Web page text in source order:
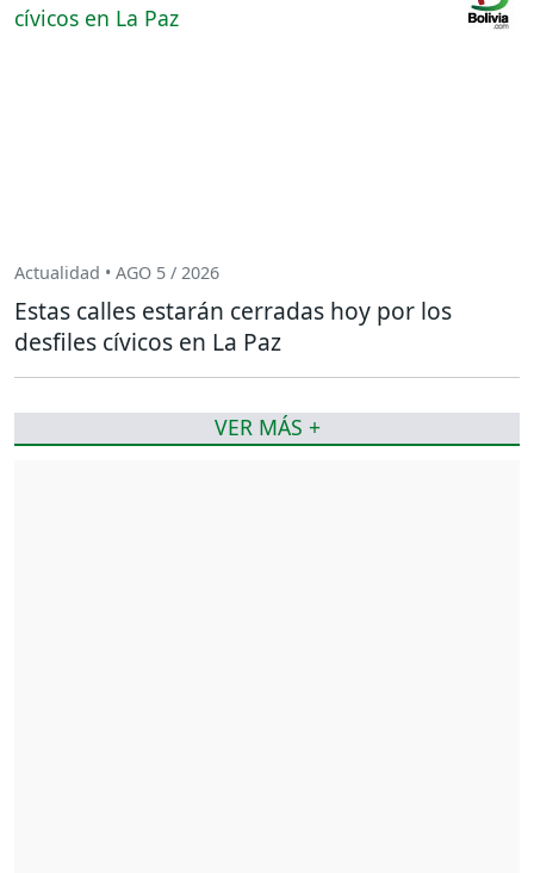
Actualidad • AGO 5 / 2026
Estas calles estarán cerradas hoy por los
desfiles cívicos en La Paz
VER MÁS +